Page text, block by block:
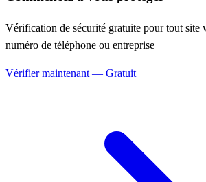
Vérification de sécurité gratuite pour tout site
numéro de téléphone ou entreprise
Vérifier maintenant — Gratuit